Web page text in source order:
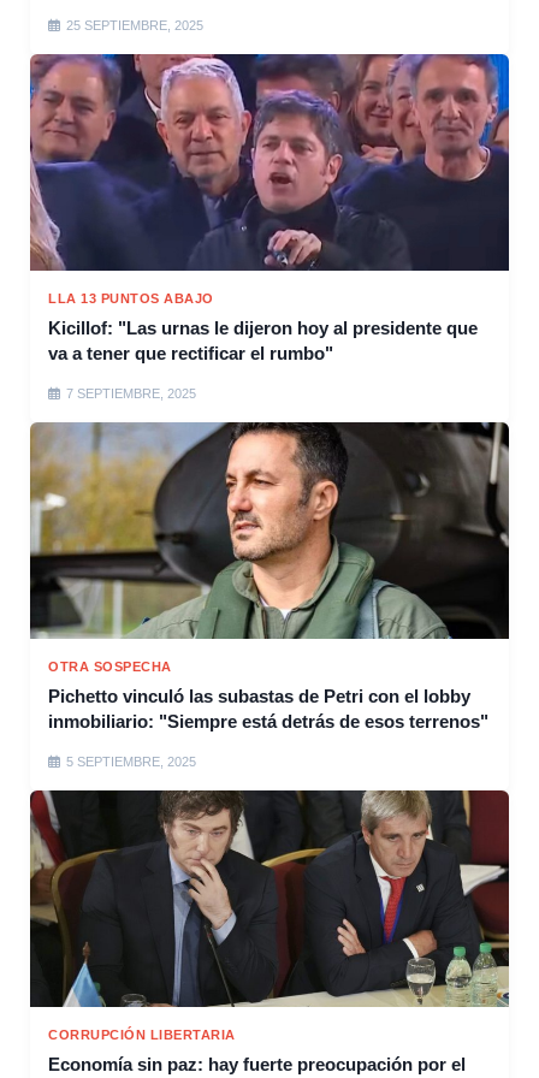
25 SEPTIEMBRE, 2025
LLA 13 PUNTOS ABAJO
Kicillof: "Las urnas le dijeron hoy al presidente que
va a tener que rectificar el rumbo"
7 SEPTIEMBRE, 2025
OTRA SOSPECHA
Pichetto vinculó las subastas de Petri con el lobby
inmobiliario: "Siempre está detrás de esos terrenos"
5 SEPTIEMBRE, 2025
CORRUPCIÓN LIBERTARIA
Economía sin paz: hay fuerte preocupación por el